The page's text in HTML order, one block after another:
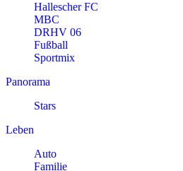
Hallescher FC
MBC
DRHV 06
Fußball
Sportmix
Panorama
Stars
Leben
Auto
Familie